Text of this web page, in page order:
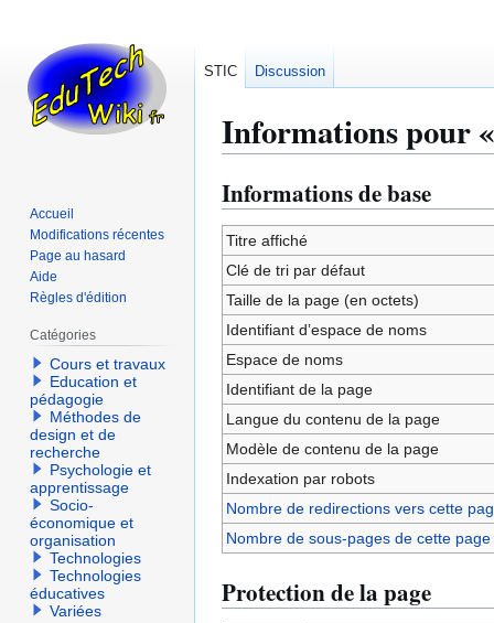
Informations pour
Aller
à
la
navigation
Aller
à
la
recherche
Informations de base
Titre affiché
Clé de tri par défaut
Taille de la page (en octets)
Identifiant dʼespace de noms
Espace de noms
Identifiant de la page
Langue du contenu de la page
Modèle de contenu de la page
Indexation par robots
Nombre de redirections vers cette
Nombre de sous-pages de cette page
Protection de la page
STIC Discussion
Accueil
Modifications récentes
Page au hasard
Aide
Règles d'édition
Catégories
Cours et travaux
Education et
pédagogie
Méthodes de
design et de
recherche
Psychologie et
apprentissage
Socio-
économique et
organisation
Technologies
Technologies
éducatives
Variées